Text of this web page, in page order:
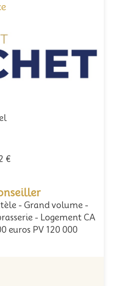
€
- Grand volume -
- Logement CA
euros PV 120 000